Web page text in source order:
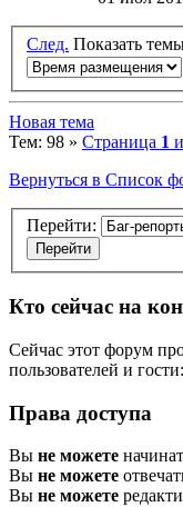
След. Показать
Новая тема
Тем: 98 » Страница 1
Вернуться в Список
Перейти:
Кто сейчас на
Сейчас этот форум
пользователей и
Права доступа
Вы не можете
Вы не можете
Вы не можете